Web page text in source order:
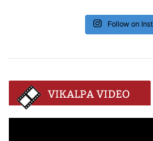
Follow on